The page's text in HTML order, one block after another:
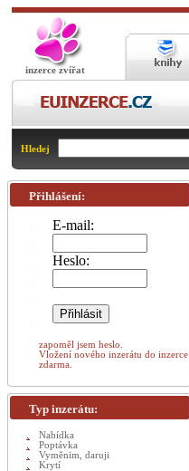
inzerce zvířat
Hledej
Přihlášení:
E-mail:
Heslo:
zapoměl jsem heslo.
Vložení nového inzerátu do inzerce
zdarma.
Typ inzerátu:
Nabídka
Poptávka
Vyměnim, daruji
Krytí